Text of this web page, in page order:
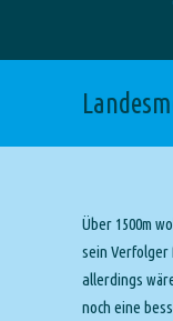
Über 1500m
sein Verfolger
allerdings
noch eine